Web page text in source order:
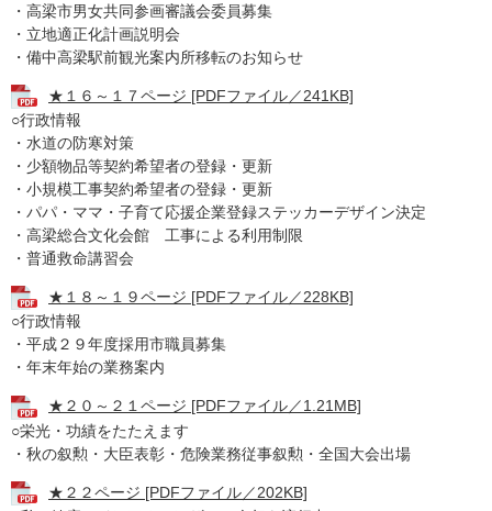
・高梁市男女共同参画審議会委員募集
・立地適正化計画説明会
・備中高梁駅前観光案内所移転のお知らせ
★１６～１７ページ [PDFファイル／241KB]
○行政情報
・水道の防寒対策
・少額物品等契約希望者の登録・更新
・小規模工事契約希望者の登録・更新
・パパ・ママ・子育て応援企業登録ステッカーデザイン決定
・高梁総合文化会館 工事による利用制限
・普通救命講習会
★１８～１９ページ [PDFファイル／228KB]
○行政情報
・平成２９年度採用市職員募集
・年末年始の業務案内
★２０～２１ページ [PDFファイル／1.21MB]
○栄光・功績をたたえます
・秋の叙勲・大臣表彰・危険業務従事叙勲・全国大会出場
★２２ページ [PDFファイル／202KB]